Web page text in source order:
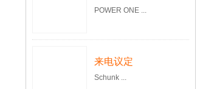
POWER ONE ...
来电议定
Schunk ...